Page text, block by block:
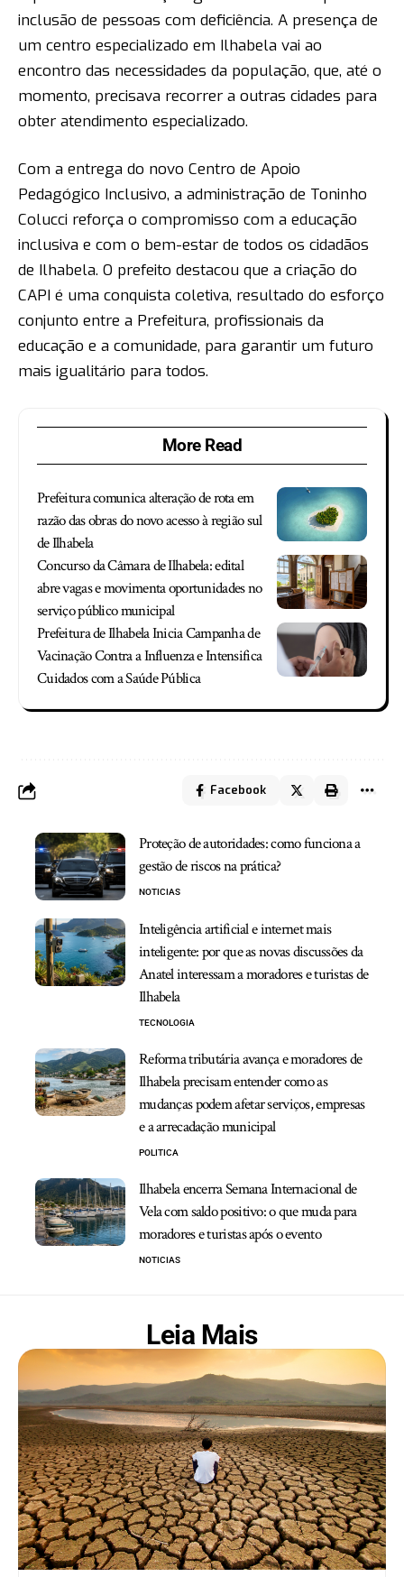
inclusão de pessoas com deficiência. A presença de
um centro especializado em Ilhabela vai ao
encontro das necessidades da população, que, até o
momento, precisava recorrer a outras cidades para
obter atendimento especializado.
Com a entrega do novo Centro de Apoio
Pedagógico Inclusivo, a administração de Toninho
Colucci reforça o compromisso com a educação
inclusiva e com o bem-estar de todos os cidadãos
de Ilhabela. O prefeito destacou que a criação do
CAPI é uma conquista coletiva, resultado do esforço
conjunto entre a Prefeitura, profissionais da
educação e a comunidade, para garantir um futuro
mais igualitário para todos.
More Read
Prefeitura comunica alteração de rota em
razão das obras do novo acesso à região sul
de Ilhabela
Concurso da Câmara de Ilhabela: edital
abre vagas e movimenta oportunidades no
serviço público municipal
Prefeitura de Ilhabela Inicia Campanha de
Vacinação Contra a Influenza e Intensifica
Cuidados com a Saúde Pública
Facebook
Proteção de autoridades: como funciona a
gestão de riscos na prática?
NOTICIAS
Inteligência artificial e internet mais
inteligente: por que as novas discussões da
Anatel interessam a moradores e turistas de
Ilhabela
TECNOLOGIA
Reforma tributária avança e moradores de
Ilhabela precisam entender como as
mudanças podem afetar serviços, empresas
e a arrecadação municipal
POLITICA
Ilhabela encerra Semana Internacional de
Vela com saldo positivo: o que muda para
moradores e turistas após o evento
NOTICIAS
Leia Mais